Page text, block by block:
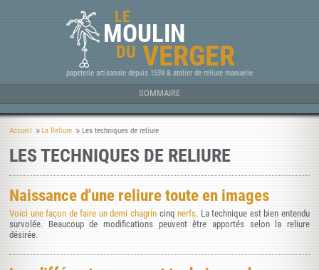
LE
MOULIN
DU VERGER
papeterie artisanale depuis 1539 & atelier de reliure manuelle
SOMMAIRE
Accueil La Reliure Les techniques de reliure
LES TECHNIQUES DE RELIURE
Naissance d'une reliure toute en images
Voici une façon de faire un demi chagrin cinqnerfs. La technique est bien entendu
survolée. Beaucoup de modifications peuvent être apportés selon la reliure
désirée.